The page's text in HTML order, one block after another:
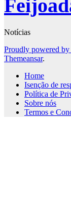
Notícias
Proudly powered by
Themeansar.
Home
Isenção de
Política de
Sobre nós
Termos e